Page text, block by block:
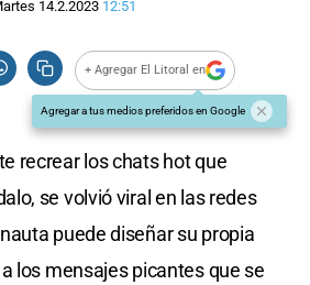
14.2.2023 12:51
+ Agregar El Litoral en
Agregar a tus medios preferidos en Google
recrear los chats hot que
se volvió viral en las redes
puede diseñar su propia
los mensajes picantes que se